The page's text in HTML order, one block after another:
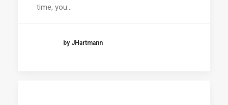
time, you…
by JHartmann